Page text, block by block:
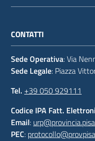
CONTATTI
Sede Operativa: Via
Sede Legale: Piazza
Tel. +39 050 929111
Codice IPA Fatt.
Email:
PEC: